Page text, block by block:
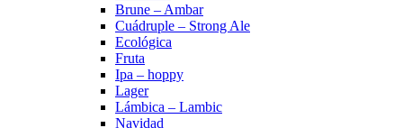
Brune – Ambar
Cuádruple – Strong Ale
Ecológica
Fruta
Ipa – hoppy
Lager
Lámbica – Lambic
Navidad